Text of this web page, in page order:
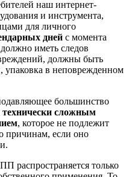
наш интернет-
и инструмента,
для личного
дней с момента
иметь следов
должны быть
упаковка в неповрежденном
большинство
технически сложным
, которое не подлежит
причинам, если оно
распространяется только